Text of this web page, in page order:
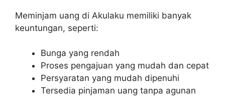
Meminjam uang di Akulaku memiliki banyak
keuntungan, seperti:
Bunga yang rendah
Proses pengajuan yang mudah dan cepat
Persyaratan yang mudah dipenuhi
Tersedia pinjaman uang tanpa agunan